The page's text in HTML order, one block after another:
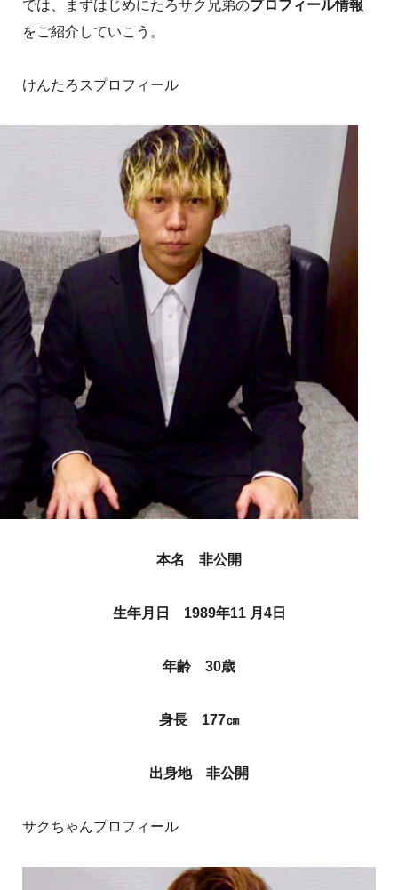
では、まずはじめにたろサク兄弟のプロフィール情報
をご紹介していこう。
けんたろスプロフィール
本名 非公開
生年月日 1989年11 月4日
年齢 30歳
身長 177㎝
出身地 非公開
サクちゃんプロフィール